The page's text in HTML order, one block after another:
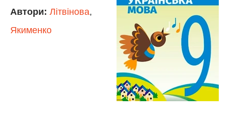
Автори: Літвінова,
Якименко